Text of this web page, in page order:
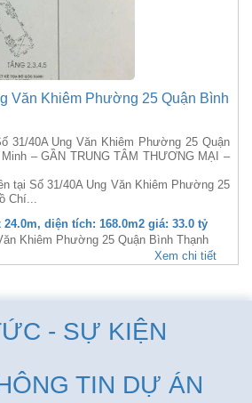
Văn Khiêm Phường 25 Quận Bình
31/40A Ung Văn Khiêm Phường 25 Quận
– GẦN TRUNG TÂM THƯƠNG MẠI –
tại Số 31/40A Ung Văn Khiêm Phường 25
Chí...
24.0m, diện tích: 168.0m2 giá: 33.0 tỷ
Khiêm Phường 25 Quận Bình Thạnh
Xem chi tiết
- SỰ KIỆN
TIN DỰ ÁN